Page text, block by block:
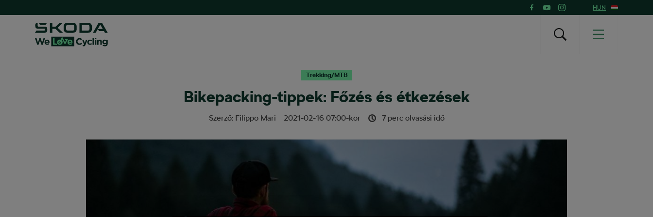
HUN
Trekking/MTB
Bikepacking-tippek: Főzés és étkezések
Szerző: Filippo Mari 2021-02-16 07:00-kor 7 perc olvasási idő